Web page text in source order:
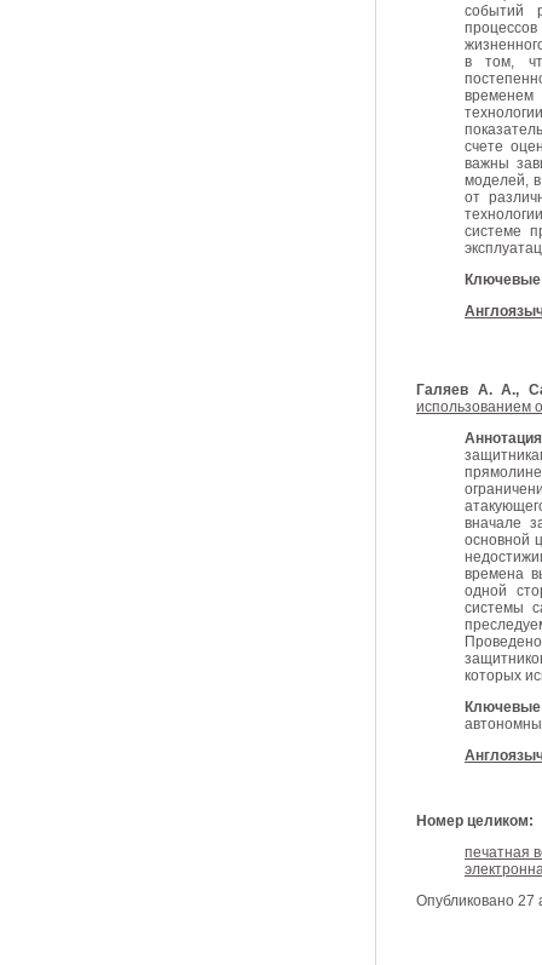
событий
в том,
счете
важны
моделей,
от
системе
Галяев А. А.,
использованием
вначале
основной
времена
одной
системы
которых
Номер целиком:
печатная
Опубликовано 27